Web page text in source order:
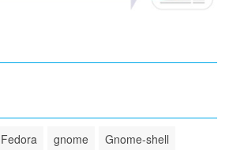
Fedora gnome
Gnome-shell